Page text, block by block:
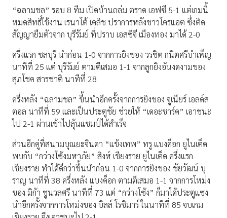
“ฉลามชล” รอบ 8 ทีม เปิดบ้านถล่ม ตราด เอฟซี 5-1 แต่เกมนี้
หมดสิทธิ์ใช้งาน เรนาโต้ เคลิช ปราการหลังชาวโครแอต ซึ่งติด
สัญญายืมตัวจาก บุรีรัมย์ ที่ปราบ เอสซีจี เมืองทอง มาได้ 2-0
ครึ่งแรก ชลบุรี นำก่อน 1-0 จากการยิงของ วรชิต กนิตศรีบำเพ็ญ
นาทีที่ 25 แต่ บุรีรัมย์ ตามตีเสมอ 1-1 จากลูกยิงอันงดงามของ
สุภโชค สารชาติ นาทีที่ 28
ครึ่งหลัง “ฉลามชล” ขึ้นนำอีกครั้งจากการยิงของ จูเนียร์ เอลด์ส
ตอล นาทีที่ 59 และเป็นประตูชัย ช่วยให้ “เดอะชาร์ค” เอาชนะ
ไป 2-1 ผ่านเข้าไปลุ้นแชมป์ได้สำเร็จ
ส่วนอีกคู่ที่สนามบุณยะจินดา “แข้งเทพ” ทรู แบงค็อก ยูไนเต็ด
พบกับ “กว่างโซ้งมหาภัย” สิงห์ เชียงราย ยูไนเต็ด ครึ่งแรก
เชียงราย ทำได้ดีกว่าขึ้นนำก่อน 1-0 จากการยิงของ ชัยวัฒน์ บุ
ราญ นาทีที่ 38 ครึ่งหลัง แบงค็อก ตามตีเสมอ 1-1 จากการโหม่ง
ของ มิก้า ชูนวลศรี นาทีที่ 73 แต่ “กว่างโซ้ง” ก็มาได้ประตูแซง
นำอีกครั้งจากการโหม่งของ บิลล์ โรซิมาร์ ในนาทีที่ 85 จบเกม